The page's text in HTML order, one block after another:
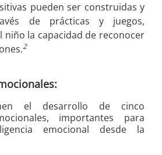
pueden ser construidas y
de prácticas y juegos,
niño la capacidad de reconocer
2
el desarrollo de cinco
importantes para
emocional desde la